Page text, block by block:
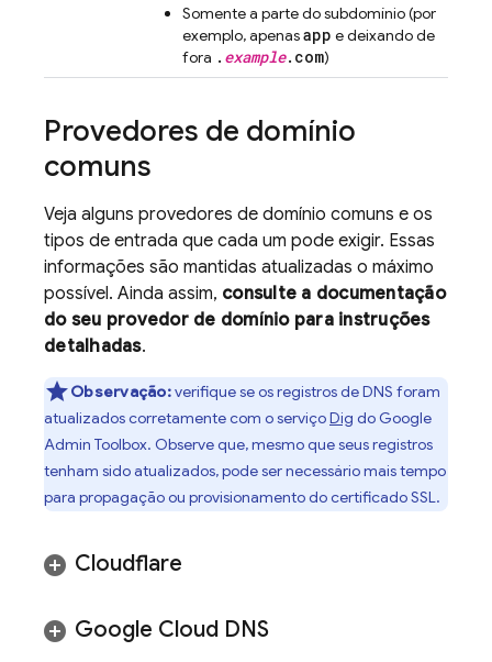
Somente a parte do subdomínio (por
exemplo, apenasapp e deixando de
fora . example.com)
Provedores de domínio
comuns
Veja alguns provedores de domínio comuns e os
tipos de entrada que cada um pode exigir. Essas
informações são mantidas atualizadas o máximo
possível. Ainda assim, consulte a documentação
do seu provedor de domínio para instruções
detalhadas.
Observação:verifique se os registros de DNS foram
atualizados corretamente com o serviçoDig do Google
Admin Toolbox. Observe que, mesmo que seus registros
tenham sido atualizados, pode ser necessário mais tempo
para propagação ou provisionamento do certificado SSL.
Cloudflare
Google Cloud DNS